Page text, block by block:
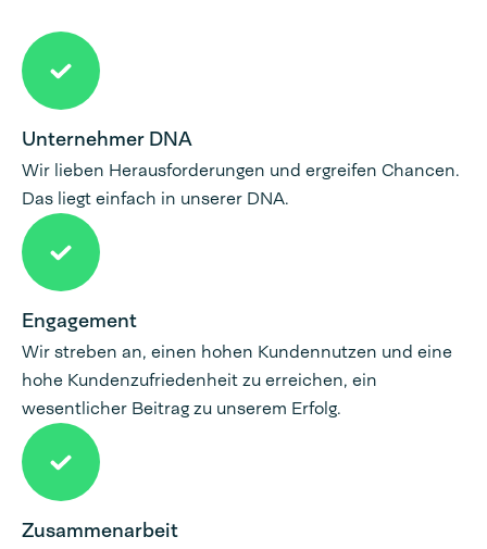
Unternehmer DNA
Wir lieben Herausforderungen und ergreifen Chancen.
Das liegt einfach in unserer DNA.
Engagement
Wir streben an, einen hohen Kundennutzen und eine
hohe Kundenzufriedenheit zu erreichen, ein
wesentlicher Beitrag zu unserem Erfolg.
Zusammenarbeit